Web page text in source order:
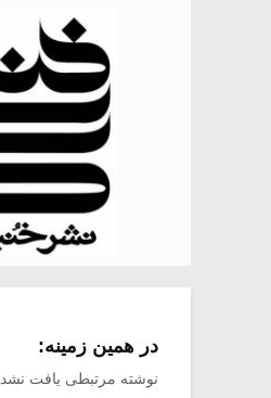
در همین زمینه:
نوشته مرتبطی یافت نشد